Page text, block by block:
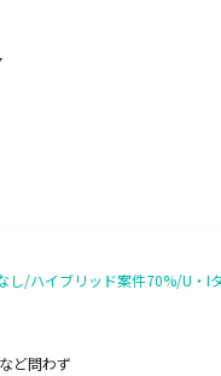
し/ハイブリッド案件70%/U
ど問わず